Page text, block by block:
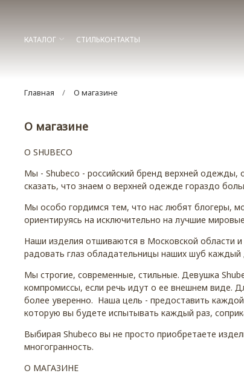
КАТАЛОГ СТИЛЬКОНТАКТЫ
Главная О магазине
О магазине
О SHUBECO
Мы - Shubeco - российский бренд верхней
сказать, что знаем о верхней одежде гораздо
Мы особо гордимся тем, что нас любят блогеры,
ориентируясь на исключительно на лучшие
Наши изделия отшиваются в Московской области
радовать глаз обладательницы наших шуб каждый
Мы строгие, современные, стильные. Девушка
компромиссы, если речь идут о ее внешнем виде.
более уверенно. Наша цель - предоставить
которую вы будете испытывать каждый раз,
Выбирая Shubeco вы не просто приобретаете
многогранность.
О МАГАЗИНE